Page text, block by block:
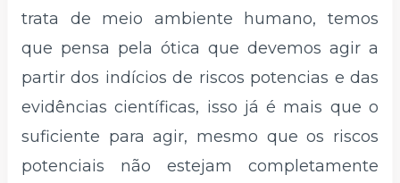
trata de meio ambiente humano, temos
que pensa pela ótica que devemos agir a
partir dos indícios de riscos potencias e das
evidências científicas, isso já é mais que o
suficiente para agir, mesmo que os riscos
potenciais não estejam completamente